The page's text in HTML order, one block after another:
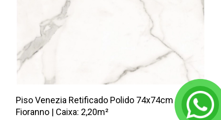
Piso Venezia Retificado Polido 74x74cm
Fioranno | Caixa: 2,20m²